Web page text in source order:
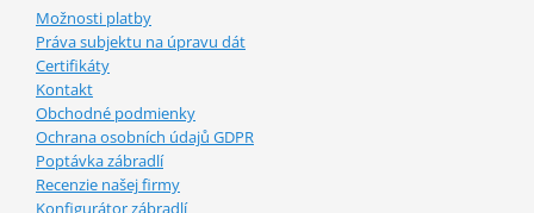
Možnosti platby
Práva subjektu na úpravu dát
Certifikáty
Kontakt
Obchodné podmienky
Ochrana osobních údajů GDPR
Poptávka zábradlí
Recenzie našej firmy
Konfigurátor zábradlí